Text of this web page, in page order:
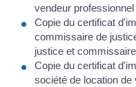
vendeur professionnel
Copie du certificat
commissaire de
justice et
Copie du certificat
société de location de